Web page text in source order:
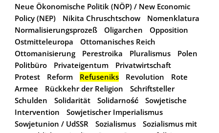
Neue Ökonomische Politik (NÖP) / New Economic
Policy (NEP)
Nikita Chruschtschow
Nomenklatura
Normalisierungsprozeß
Oligarchen
Opposition
Ostmitteleuropa
Ottomanisches Reich
Ottomanisierung
Perestroika Pluralismus
Polen
Politbüro
Privateigentum
Privatwirtschaft
Protest
Reform Refuseniks Revolution
Rote
Armee
Rückkehr der Religion
Schriftsteller
Schulden
Solidarität Solidarność
Sowjetische
Intervention
Sowjetischer Imperialismus
Sowjetunion / UdSSR
Sozialismus
Sozialismus mit